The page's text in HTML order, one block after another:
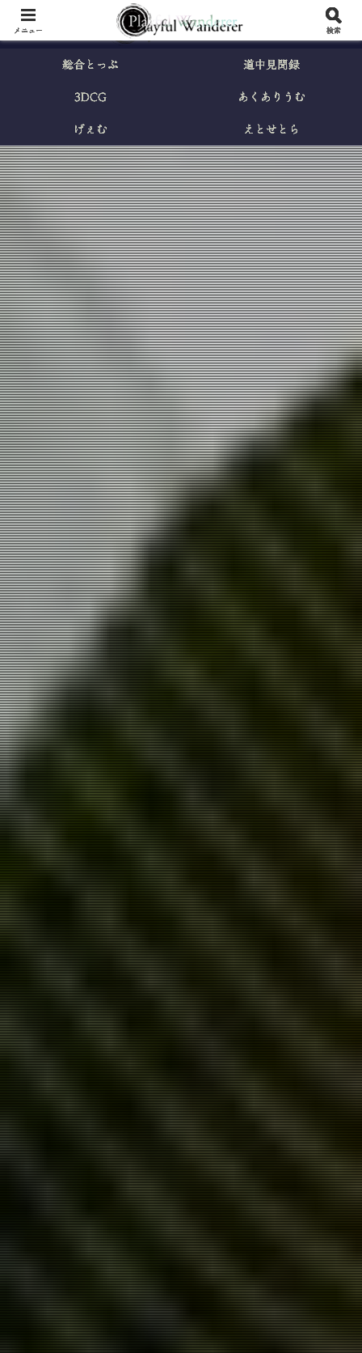
総合とっぷ 道中見聞録
3DCG あくありうむ
げぇむ えとせとら
メニュー 検索